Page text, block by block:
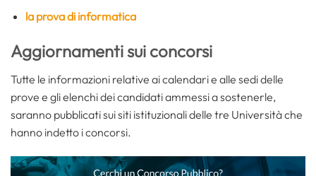
la prova di informatica
Aggiornamenti sui concorsi
Tutte le informazioni relative ai calendari e alle sedi delle
prove e gli elenchi dei candidati ammessi a sostenerle,
saranno pubblicati sui siti istituzionali delle tre Università che
hanno indetto i concorsi.